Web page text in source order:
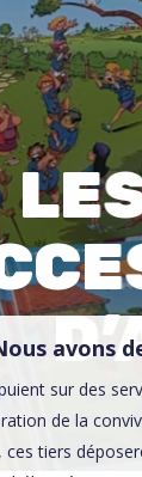
avons
sur des
de la
tiers